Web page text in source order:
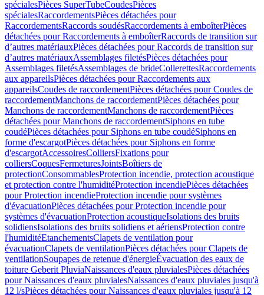
spécialesPièces SuperTubeCoudesPièces
spécialesRaccordementsPièces détachées pour
RaccordementsRaccords soudésRaccordements à emboîterPièces
détachées pour Raccordements à emboîterRaccords de transition sur
d’autres matériauxPièces détachées pour Raccords de transition sur
d’autres matériauxAssemblages filetésPièces détachées pour
Assemblages filetésAssemblages de brideCollerettesRaccordements
aux appareilsPièces détachées pour Raccordements aux
appareilsCoudes de raccordementPièces détachées pour Coudes de
raccordementManchons de raccordementPièces détachées pour
Manchons de raccordementManchons de raccordementPièces
détachées pour Manchons de raccordementSiphons en tube
coudéPièces détachées pour Siphons en tube coudéSiphons en
forme d'escargotPièces détachées pour Siphons en forme
d'escargotAccessoiresColliersFixations pour
colliersCoquesFermeturesJointsBoîtiers de
protectionConsommablesProtection incendie, protection acoustique
et protection contre l'humiditéProtection incendiePièces détachées
pour Protection incendieProtection incendie pour systèmes
d'évacuationPièces détachées pour Protection incendie pour
systèmes d'évacuationProtection acoustiqueIsolations des bruits
solidiensIsolations des bruits solidiens et aériensProtection contre
l'humiditéEtanchementsClapets de ventilation pour
évacuationClapets de ventilationPièces détachées pour Clapets de
ventilationSoupapes de retenue d'énergieÉvacuation des eaux de
toiture Geberit PluviaNaissances d'eaux pluvialesPièces détachées
pour Naissances d'eaux pluvialesNaissances d'eaux pluviales jusqu'à
12 l/sPièces détachées pour Naissances d'eaux pluviales jusqu'à 12